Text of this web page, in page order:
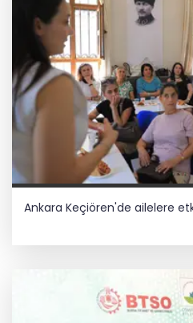
Ankara Keçiören'de ailelere